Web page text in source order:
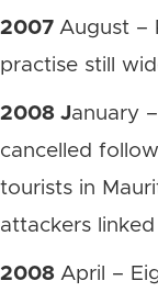
2007 August –
practise still
2008 January
cancelled
tourists in
attackers
2008 April –